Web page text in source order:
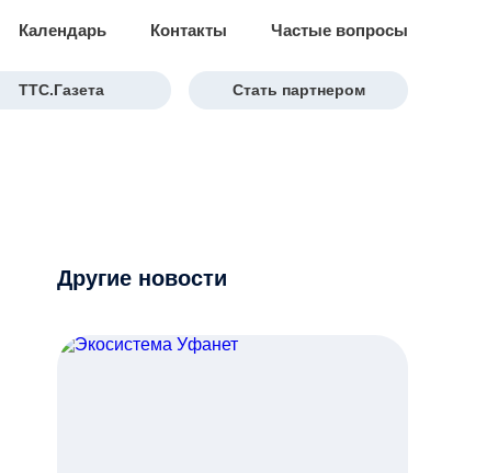
Стать партнером
ТТС.Газета
Календарь Контакты Частые вопросы
Другие новости